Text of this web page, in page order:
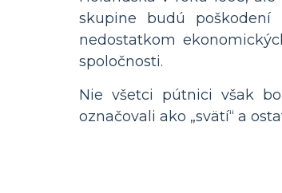
skupine budú poškodení
nedostatkom
spoločnosti.
Nie všetci pútnici však
označovali ako „svätí“ a